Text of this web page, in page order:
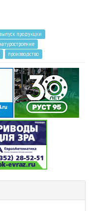
выпуск продукции
производство